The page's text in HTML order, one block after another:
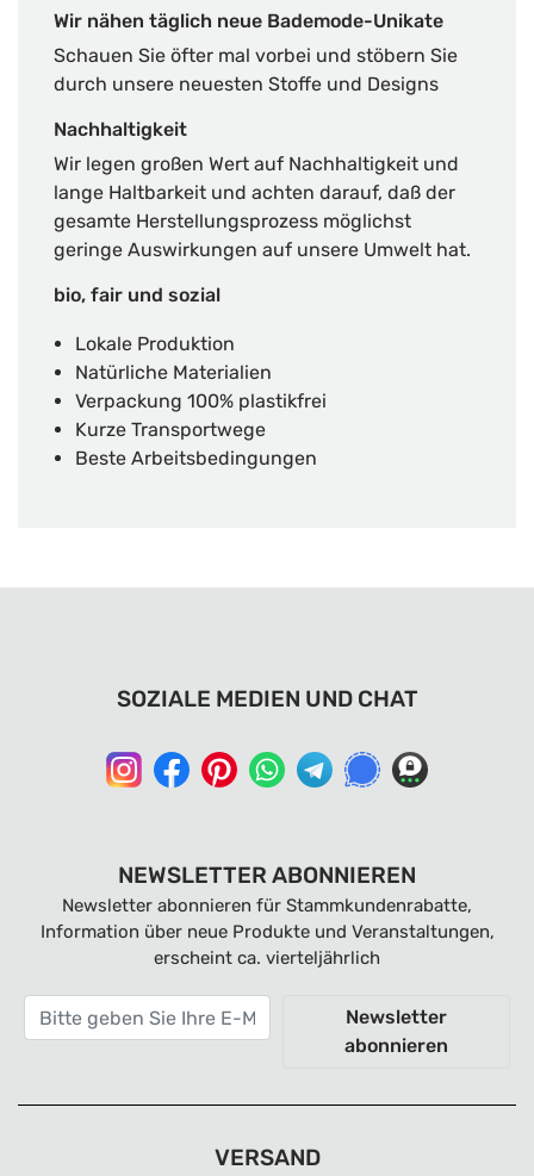
Wir nähen täglich neue Bademode-Unikate
Schauen Sie öfter mal vorbei und stöbern Sie
durch unsere neuesten Stoffe und Designs
Nachhaltigkeit
Wir legen großen Wert auf Nachhaltigkeit und
lange Haltbarkeit und achten darauf, daß der
gesamte Herstellungsprozess möglichst
geringe Auswirkungen auf unsere Umwelt hat.
bio, fair und sozial
Lokale Produktion
Natürliche Materialien
Verpackung 100% plastikfrei
Kurze Transportwege
Beste Arbeitsbedingungen
SOZIALE MEDIEN UND CHAT
NEWSLETTER ABONNIEREN
Newsletter abonnieren für Stammkundenrabatte,
Information über neue Produkte und Veranstaltungen,
erscheint ca. vierteljährlich
Newsletter
abonnieren
VERSAND